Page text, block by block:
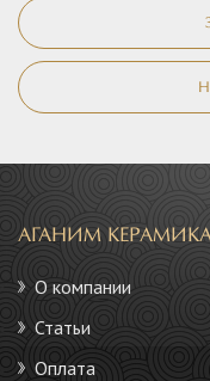
АГАНИМ
О компании
Статьи
Оплата